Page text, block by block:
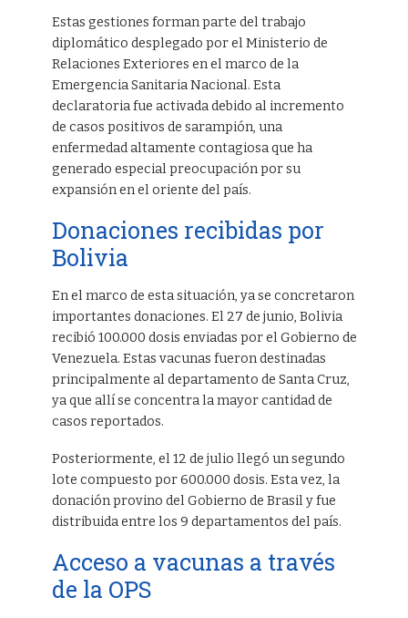
Estas gestiones forman parte del trabajo
diplomático desplegado por el Ministerio de
Relaciones Exteriores en el marco de la
Emergencia Sanitaria Nacional. Esta
declaratoria fue activada debido al incremento
de casos positivos de sarampión, una
enfermedad altamente contagiosa que ha
generado especial preocupación por su
expansión en el oriente del país.
Donaciones recibidas por
Bolivia
En el marco de esta situación, ya se concretaron
importantes donaciones. El 27 de junio, Bolivia
recibió 100.000 dosis enviadas por el Gobierno de
Venezuela. Estas vacunas fueron destinadas
principalmente al departamento de Santa Cruz,
ya que allí se concentra la mayor cantidad de
casos reportados.
Posteriormente, el 12 de julio llegó un segundo
lote compuesto por 600.000 dosis. Esta vez, la
donación provino del Gobierno de Brasil y fue
distribuida entre los 9 departamentos del país.
Acceso a vacunas a través
de la OPS